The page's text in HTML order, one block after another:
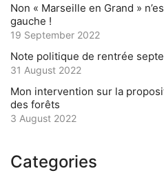
Non « Marseille en Grand »
gauche !
19 September 2022
Note politique de rentrée
31 August 2022
Mon intervention sur la
des forêts
3 August 2022
Categories